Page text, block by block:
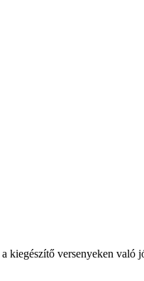
versenyeken való